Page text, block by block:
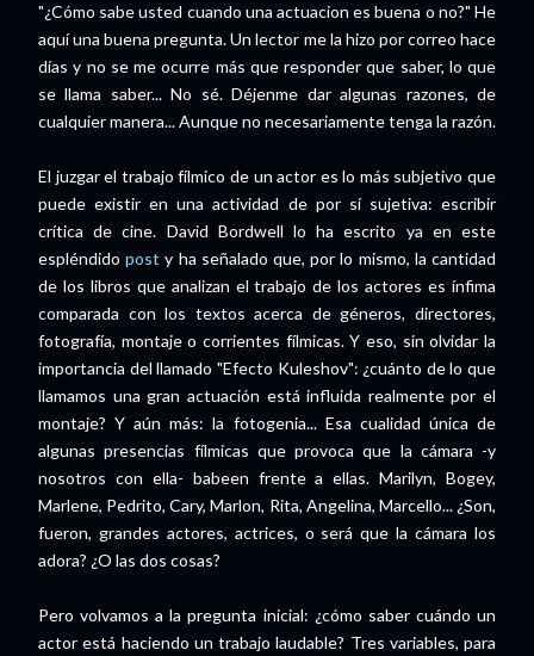
"¿Cómo sabe usted cuando una actuacion es buena o no?" He
aquí una buena pregunta. Un lector me la hizo por correo hace
días y no se me ocurre más que responder que saber, lo que
se llama saber... No sé. Déjenme dar algunas razones, de
cualquier manera... Aunque no necesariamente tenga la razón.
El juzgar el trabajo fílmico de un actor es lo más subjetivo que
puede existir en una actividad de por sí sujetiva: escribir
crítica de cine. David Bordwell lo ha escrito ya en este
espléndidoposty ha señalado que, por lo mismo, la cantidad
de los libros que analizan el trabajo de los actores es ínfima
comparada con los textos acerca de géneros, directores,
fotografía, montaje o corrientes fílmicas. Y eso, sin olvidar la
importancia del llamado "Efecto Kuleshov": ¿cuánto de lo que
llamamos una gran actuación está influida realmente por el
montaje? Y aún más: la fotogenia... Esa cualidad única de
algunas presencias fílmicas que provoca que la cámara -y
nosotros con ella- babeen frente a ellas. Marilyn, Bogey,
Marlene, Pedrito, Cary, Marlon, Rita, Angelina, Marcello... ¿Son,
fueron, grandes actores, actrices, o será que la cámara los
adora? ¿O las dos cosas?
Pero volvamos a la pregunta inicial: ¿cómo saber cuándo un
actor está haciendo un trabajo laudable? Tres variables, para